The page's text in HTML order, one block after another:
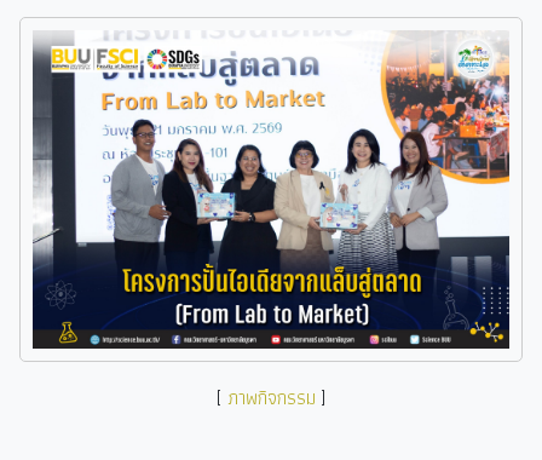
[ ภาพกิจกรรม ]